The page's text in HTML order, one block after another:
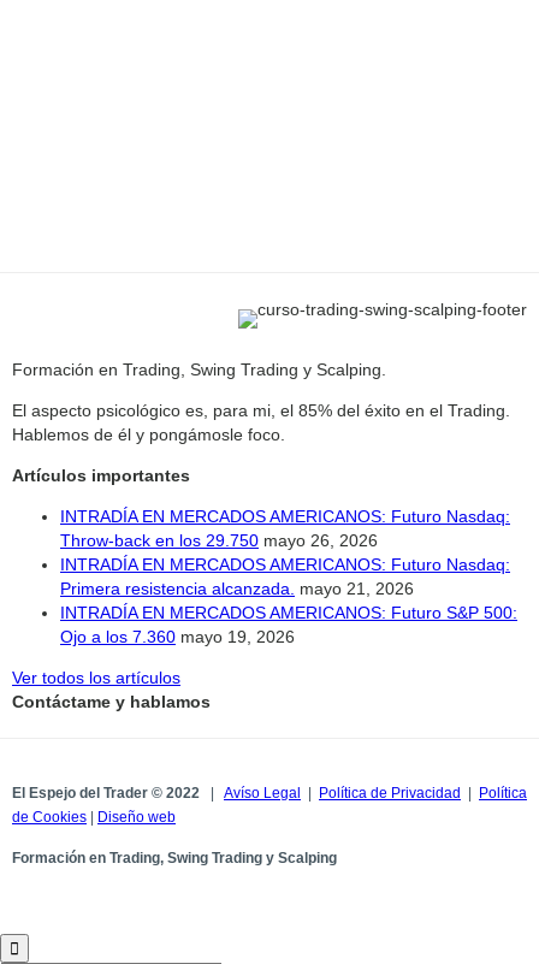
Formación en Trading, Swing Trading y Scalping.
El aspecto psicológico es, para mi, el 85% del éxito en el Trading.
Hablemos de él y pongámosle foco.
Artículos importantes
INTRADÍA EN MERCADOS AMERICANOS: Futuro Nasdaq:
Throw-back en los 29.750 mayo 26, 2026
INTRADÍA EN MERCADOS AMERICANOS: Futuro Nasdaq:
Primera resistencia alcanzada.
mayo 21, 2026
INTRADÍA EN MERCADOS AMERICANOS: Futuro S&P 500:
Ojo a los 7.360 mayo 19, 2026
Ver todos los artículos
Contáctame y hablamos
El Espejo del Trader © 2022 Avíso Legal Política de Privacidad
Política
de Cookies
Diseño web
Formación en Trading, Swing Trading y Scalping
